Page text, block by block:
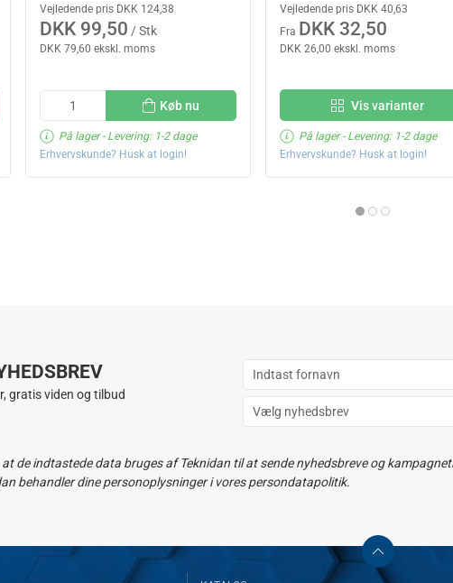
Vejledende pris DKK 124,38
DKK 99,50 / Stk
DKK 79,60 ekskl. moms
Køb nu
På lager- Levering: 1-2 dage
Erhvervskunde? Husk at login!
Vejledende pris DKK 40,63
Fra DKK 32,50
DKK 26,00 ekskl. moms
Vis varianter
På lager- Levering: 1-2 dage
Erhvervskunde? Husk at login!
gratis viden og tilbud
de indtastede data bruges af Teknidan til at sende nyhedsbreve og
behandler dine personoplysninger i vores persondatapolitik.